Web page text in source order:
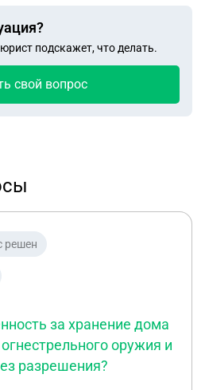
подскажет, что делать.
свой вопрос
решен
за хранение дома
оружия и
разрешения?